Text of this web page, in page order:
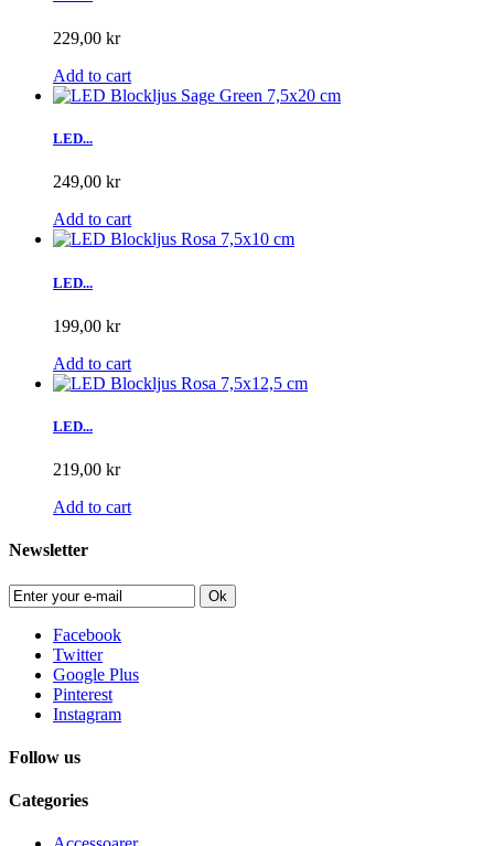
229,00 kr
Add to cart
LED...
249,00 kr
Add to cart
LED...
199,00 kr
Add to cart
LED...
219,00 kr
Add to cart
Newsletter
Ok
Facebook
Twitter
Google Plus
Pinterest
Instagram
Follow us
Categories